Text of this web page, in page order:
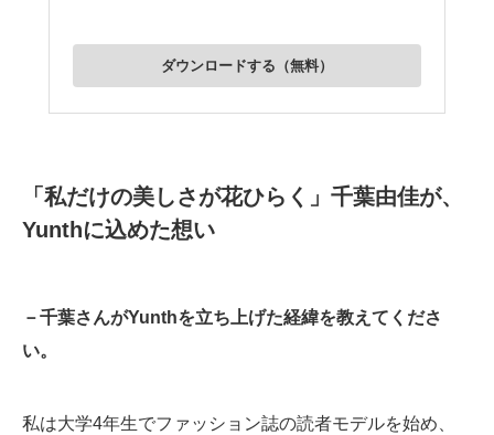
ダウンロードする（無料）
「私だけの美しさが花ひらく」千葉由佳が、
Yunthに込めた想い
－千葉さんがYunthを立ち上げた経緯を教えてくださ
い。
私は大学4年生でファッション誌の読者モデルを始め、